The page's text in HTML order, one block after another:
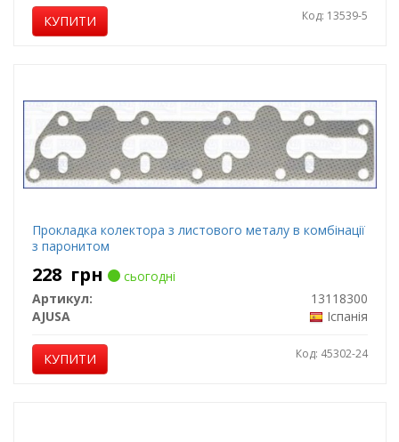
КУПИТИ Код: 13539-5
Прокладка колектора з листового металу в комбінації
з паронитом
228 грн
сьогодні
Артикул:
13118300
AJUSA
Іспанія
КУПИТИ Код: 45302-24